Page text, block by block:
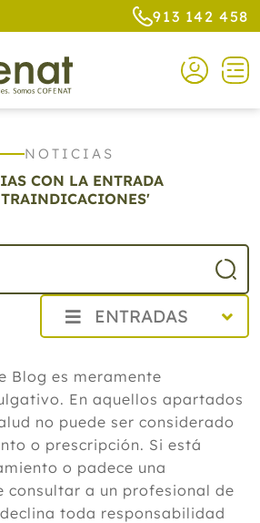
913 142 458
NOTICIAS
CON LA ENTRADA
ENTRADAS
en verano: cinco remedios
para aliviar los síntomas,
un experto
Blog es meramente
En aquellos apartados
no puede ser considerado
o prescripción. Si está
o padece una
consultar a un profesional de
toda responsabilidad